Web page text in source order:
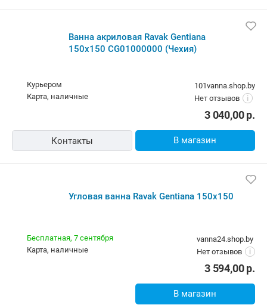
Ванна акриловая Ravak Gentiana
150x150 CG01000000 (Чехия)
101vanna.shop.by
Нет отзывов
i
Курьером
карта, наличные
3 040,00р.
Контакты В магазин
Угловая ванна Ravak Gentiana 150x150
vanna24.shop.by
Нет отзывов
i
Бесплатная, 7 сентября
карта, наличные
3 594,00р.
В магазин